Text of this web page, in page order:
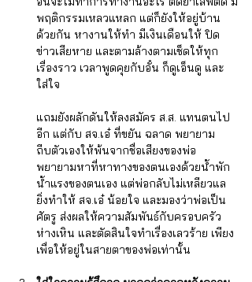
พฤติกรรมเหลวแหลก แต่ก็ยังให้อยู่บ้าน
ด้วยกัน หางานให้ทำ มีเงินเดือนให้ ปิด
ข่าวเสียหาย และตามล้างตามเช็ดให้ทุก
เรื่องราว เวลาพูดคุยกับอั๋น ก็ดูเอ็นดู และ
ใส่ใจ
แถมยังผลักดันให้ลงสมัคร ส.ส. แทนตนไป
อีก แต่กับ สจ.เอ๋ ที่ขยัน ฉลาด พยายาม
ถีบตัวเองให้พ้นจากชื่อเสียงของพ่อ
พยายามหาที่หาทางของตนเองด้วยน้ำพัก
น้ำแรงของตนเอง แต่พ่อกลับไม่เหลียวแล
ยิ่งทำให้ สจ.เอ๋ น้อยใจ และมองว่าพ่อเป็น
ศัตรู ส่งผลให้ความสัมพันธ์กับครอบครัว
ห่างเหิน และตัดสินใจทำเรื่องเลวร้าย เพียง
เพื่อให้อยู่ในสายตาของพ่อเท่านั้น